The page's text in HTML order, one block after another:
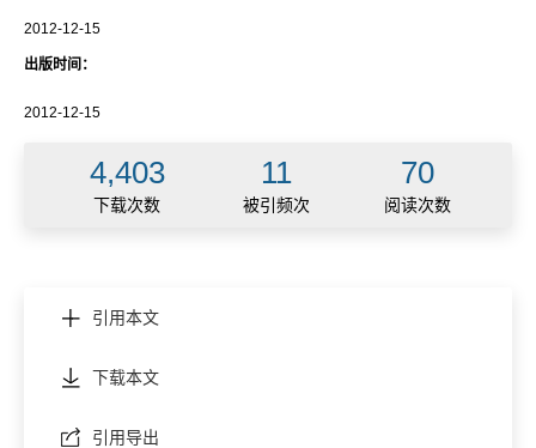
2012-12-15
出版时间：
2012-12-15
4,403 11 70
下载次数 被引频次 阅读次数
引用本文
下载本文
引用导出